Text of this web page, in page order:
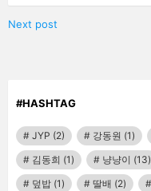
Next post
#HASHTAG
JYP (2) 강동원 (1)
김동희 (1) 냥냥이 (13)
덮밥 (1) 딸배 (2)